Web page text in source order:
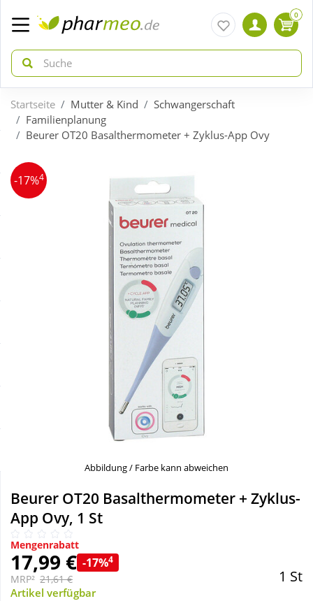
zurück
Aktuelle Coupons
zurück
Arzneimittel
Körperpflege & Kosmetik
Natur & Homöopathie
Sanitätshaus
Sport & Fitness
0
Startseite Mutter & Kind
Schwangerschaft
Familienplanung
Beurer OT20 Basalthermometer + Zyklus-App Ovy
-17%4
Abbildung / Farbe kann abweichen
Beurer OT20 Basalthermometer + Zyklus-
App Ovy, 1 St
Mengenrabatt
17,99 € -17%4
MRP² 21,61 € 1 St
Artikel verfügbar